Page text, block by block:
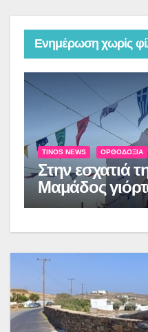
Ενημέρωση χωρίς
TINOS NEWS ΟΡΘΟΔΟΞΊΑ
Στην εσχατιά
Μαμάδος